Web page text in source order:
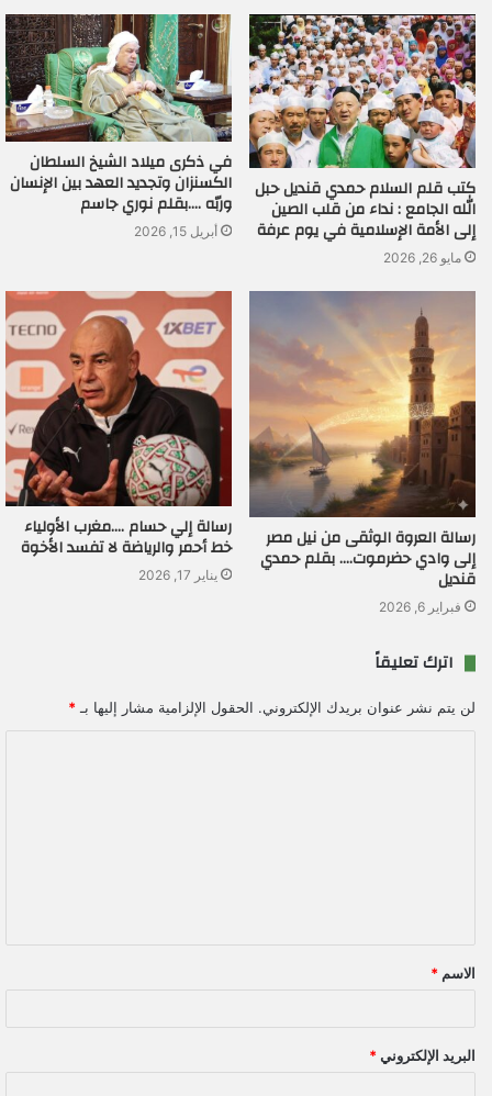
كتب قلم السلام حمدي قنديل حبل
الله الجامع : نداء من قلب الصين
إلى الأمة الإسلامية في يوم عرفة
مايو 26, 2026
في ذكرى ميلاد الشيخ السلطان
الكسنزان وتجديد العهد بين الإنسان
وربّه ….بقلم نوري جاسم
أبريل 15, 2026
رسالة العروة الوثقى من نيل مصر
إلى وادي حضرموت…. بقلم حمدي
قنديل
فبراير 6, 2026
رسالة إلي حسام ….مغرب الأولياء
خط أحمر والرياضة لا تفسد الأخوة
يناير 17, 2026
اترك تعليقاً
لن يتم نشر عنوان بريدك الإلكتروني. الحقول الإلزامية مشار إليها بـ *
ق
*
الاسم *
البريد الإلكتروني *